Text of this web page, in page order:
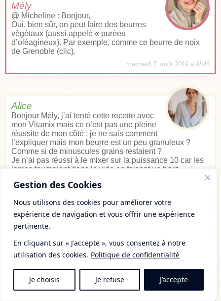
Gestion des Cookies
Nous utilisons des cookies pour améliorer votre
expérience de navigation et vous offrir une expérience
pertinente.
En cliquant sur « J'accepte », vous consentez à notre
utilisation des cookies. Politique de confidentialité
Je choisis Je refuse J’accepte
Mély
@ Micheline : Bonjour,
Oui, bien sûr, on peut faire des beurres
végétaux (aussi appelé « purées
d’oléagineux). Par exemple, comme ce beurre de noix
de Grenoble (clic).
mercredi 7, août 2019 à 8h46
Alice
Bonjour Mély, j’ai tenté cette recette avec
mon Vitamix mais ce n’est pas une pleine
réussite de mon côté : je ne sais comment
l’expliquer mais mon beurre est un peu granuleux ?
Comme si de minuscules grains restaient ?
Je n’ai pas réussi à le mixer sur la puissance 10 car les
lames tournaient dans le vide en faisant un bruit
mercredi 7, août 2019 à 10h34
Mély
@ Alice : Bonjour,
du beurre de coco)